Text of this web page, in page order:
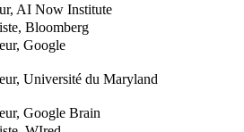
AI Now Institute
Bloomberg
Google
Université du Maryland
Google Brain